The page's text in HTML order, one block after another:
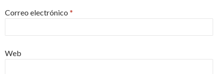
Correo electrónico *
Web